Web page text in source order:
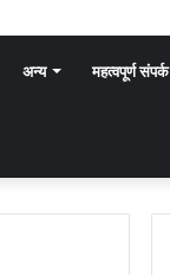
अन्य महत्वपूर्ण संपर्क